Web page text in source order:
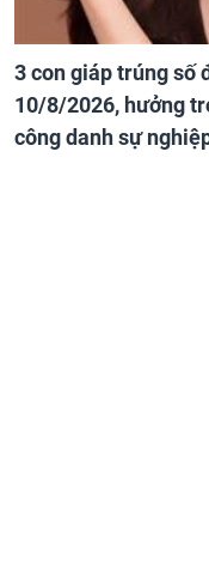
3 con giáp trúng số
10/8/2026, hưởng
công danh sự